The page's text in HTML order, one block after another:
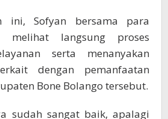
ini, Sofyan bersama para
melihat langsung proses
serta menanyakan
dengan pemanfaatan
Bone Bolango tersebut.
sudah sangat baik, apalagi